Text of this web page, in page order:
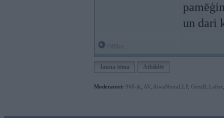
un dari
Jauna tēma Atbildēt
Moderatori: 968-jk AV AiwaShuraLLP, GirtzB Lafter